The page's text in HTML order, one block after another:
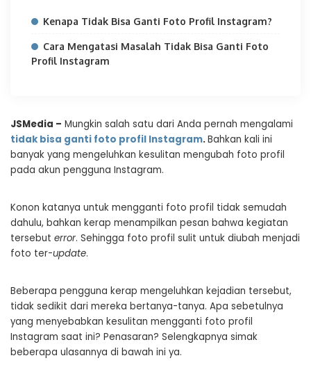
Kenapa Tidak Bisa Ganti Foto Profil Instagram?
Cara Mengatasi Masalah Tidak Bisa Ganti Foto
Profil Instagram
JSMedia – Mungkin salah satu dari Anda pernah mengalami
tidak bisa ganti foto profil Instagram.Bahkan kali ini
banyak yang mengeluhkan kesulitan mengubah foto profil
pada akun pengguna Instagram.
Konon katanya untuk mengganti foto profil tidak semudah
dahulu, bahkan kerap menampilkan pesan bahwa kegiatan
tersebut error. Sehingga foto profil sulit untuk diubah menjadi
foto ter-update.
Beberapa pengguna kerap mengeluhkan kejadian tersebut,
tidak sedikit dari mereka bertanya-tanya. Apa sebetulnya
yang menyebabkan kesulitan mengganti foto profil
Instagram saat ini? Penasaran? Selengkapnya simak
beberapa ulasannya di bawah ini ya.